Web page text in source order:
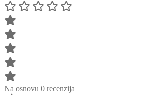
Na osnovu 0 recenzija